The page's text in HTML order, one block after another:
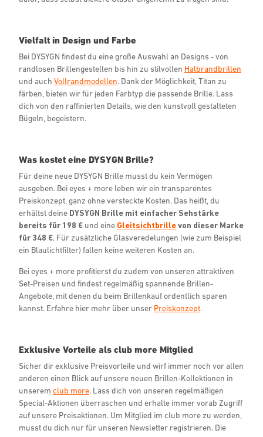
Vielfalt in Design und Farbe
Bei DYSYGN findest du eine große Auswahl an Designs - von
randlosen Brillengestellen bis hin zu stilvollen Halbrandbrillen
und auch Vollrandmodellen. Dank der Möglichkeit, Titan zu
färben, bieten wir für jeden Farbtyp die passende Brille. Lass
dich von den raffinierten Details, wie den kunstvoll gestalteten
Bügeln, begeistern.
Was kostet eine DYSYGN Brille?
Für deine neue DYSYGN Brille musst du kein Vermögen
ausgeben. Bei eyes + more leben wir ein transparentes
Preiskonzept, ganz ohne versteckte Kosten. Das heißt, du
erhältst deine DYSYGN Brille mit einfacher Sehstärke
bereits für 198 € und eine Gleitsichtbrillevon dieser Marke
für 348 €. Für zusätzliche Glasveredelungen (wie zum Beispiel
ein Blaulichtfilter) fallen keine weiteren Kosten an.
Bei eyes + more profitierst du zudem von unseren attraktiven
Set-Preisen und findest regelmäßig spannende Brillen-
Angebote, mit denen du beim Brillenkauf ordentlich sparen
kannst. Erfahre hier mehr über unser Preiskonzept.
Exklusive Vorteile als club more Mitglied
Sicher dir exklusive Preisvorteile und wirf immer noch vor allen
anderen einen Blick auf unsere neuen Brillen-Kollektionen in
unserem club more. Lass dich von unseren regelmäßigen
Special-Aktionen überraschen und erhalte immer vorab Zugriff
auf unsere Preisaktionen. Um Mitglied im club more zu werden,
musst du dich nur für unseren Newsletter registrieren. Die